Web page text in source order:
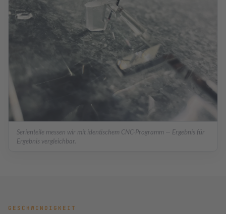
Serienteile messen wir mit identischem CNC-Programm — Ergebnis für
Ergebnis vergleichbar.
GESCHWINDIGKEIT